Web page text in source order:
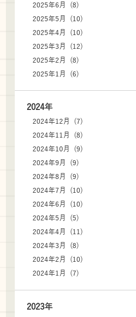
2025年6月 (8)
2025年5月 (10)
2025年4月 (10)
2025年3月 (12)
2025年2月 (8)
2025年1月 (6)
2024年
2024年12月 (7)
2024年11月 (8)
2024年10月 (9)
2024年9月 (9)
2024年8月 (9)
2024年7月 (10)
2024年6月 (10)
2024年5月 (5)
2024年4月 (11)
2024年3月 (8)
2024年2月 (10)
2024年1月 (7)
2023年